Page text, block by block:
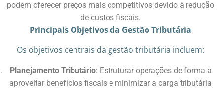
podem oferecer preços mais competitivos devido à redução
de custos fiscais.​
Principais Objetivos da Gestão Tributária
Os objetivos centrais da gestão tributária incluem:​
Planejamento Tributário: Estruturar operações de forma a
aproveitar benefícios fiscais e minimizar a carga tributária